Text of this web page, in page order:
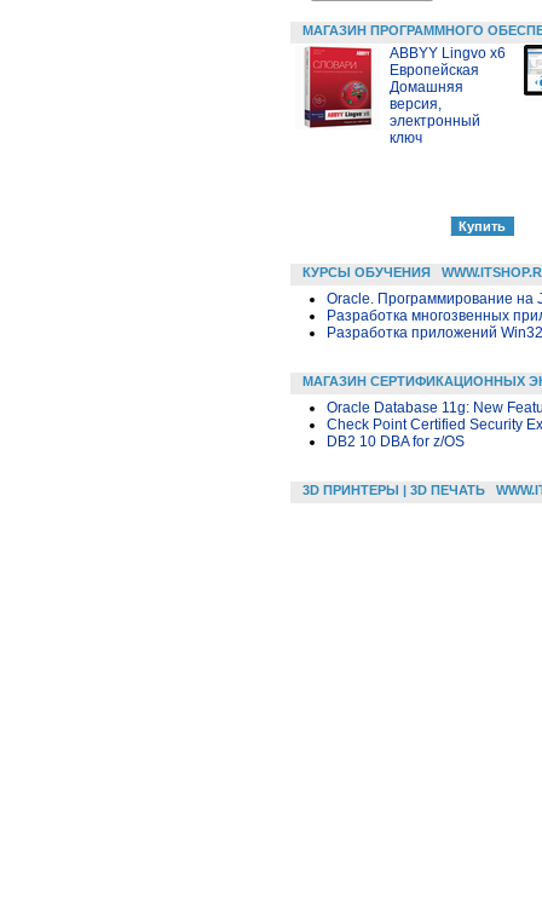
МАГАЗИН ПРОГРАММНОГО
ABBYY Lingvo x6
Европейская
Домашняя
версия,
электронный
ключ
КУРСЫ ОБУЧЕНИЯ
Oracle. Программирование на
Разработка многозвенных
Разработка приложений
МАГАЗИН СЕРТИФИКАЦИОННЫХ
Oracle Database 11g: New
Check Point Certified Security
DB2 10 DBA for z/OS
3D ПРИНТЕРЫ | 3D ПЕЧАТЬ